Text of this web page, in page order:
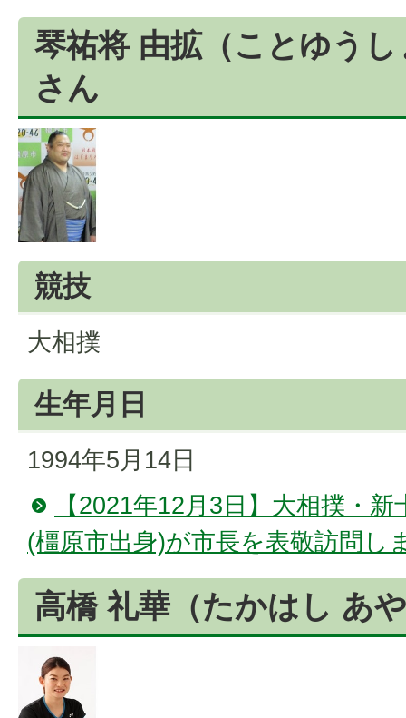
琴祐将 由拡（ことゆう
さん
競技
大相撲
生年月日
1994年5月14日
【2021年12月3日】大相撲・
(橿原市出身)が市長を表敬訪問し
高橋 礼華（たかはし あ